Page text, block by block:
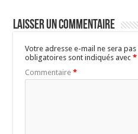
Laisser un commentaire
Votre adresse e-mail ne sera
obligatoires sont indiqués avec*
Commentaire*